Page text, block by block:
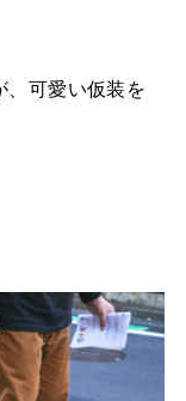
、可愛い仮装を